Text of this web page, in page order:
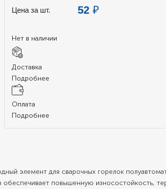
Цена за шт. 52 ₽
Нет в наличии
Доставка
Подробнее
Оплата
Подробнее
элемент для сварочных горелок
повышенную износостойкость,